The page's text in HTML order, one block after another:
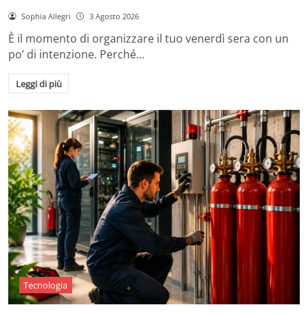
Sophia Allegri 3 Agosto 2026
È il momento di organizzare il tuo venerdì sera con un
po’ di intenzione. Perché…
Leggi di più
Tecnologia